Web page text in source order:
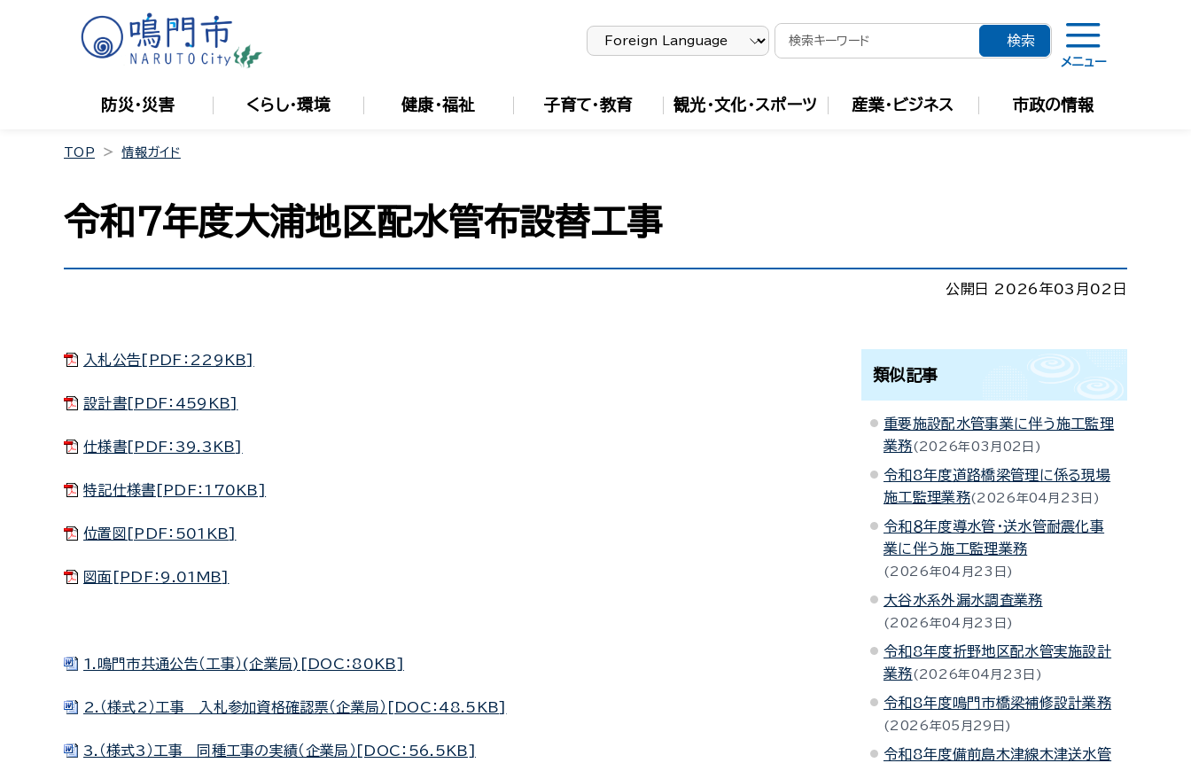
メニュー
防災・災害 くらし・環境 健康・福祉 子育て・教育 観光・文化・スポーツ 産業・ビジネス 市政の情報
TOP 情報ガイド
令和7年度大浦地区配水管布設替工事
公開日 2026年03月02日
入札公告[PDF：229KB]
設計書[PDF：459KB]
仕様書[PDF：39.3KB]
特記仕様書[PDF：170KB]
位置図[PDF：501KB]
図面[PDF：9.01MB]
1.鳴門市共通公告（工事）(企業局)[DOC：80KB]
2.（様式2）工事 入札参加資格確認票（企業局）[DOC：48.5KB]
3.（様式3）工事 同種工事の実績（企業局）[DOC：56.5KB]
類似記事
重要施設配水管事業に伴う施工監理
業務
2026年03月02日
令和8年度道路橋梁管理に係る現場
施工監理業務 2026年04月23日
令和８年度導水管・送水管耐震化事
業に伴う施工監理業務
2026年04月23日
大谷水系外漏水調査業務
2026年04月23日
令和8年度折野地区配水管実施設計
業務
2026年04月23日
令和8年度鳴門市橋梁補修設計業務
2026年05月29日
令和8年度備前島木津線木津送水管